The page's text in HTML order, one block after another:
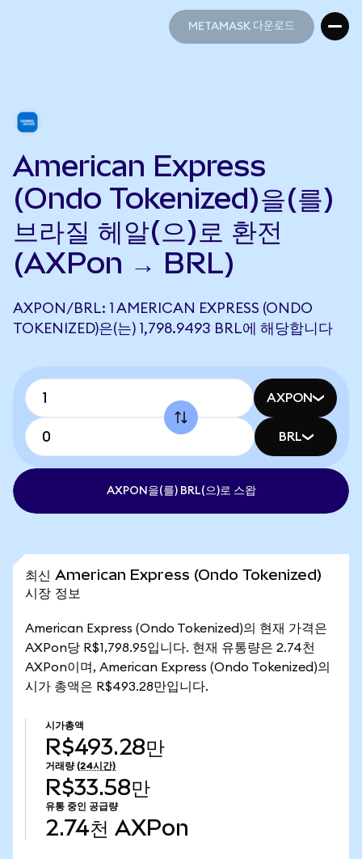
METAMASK 다운로드
American Express
(Ondo Tokenized)을(를)
브라질 헤알(으)로 환전
(AXPon → BRL)
AXPON/BRL: 1 AMERICAN EXPRESS (ONDO
TOKENIZED)은(는) 1,798.9493 BRL에 해당합니다
AXPON
BRL
AXPON을(를) BRL(으)로 스왑
최신 American Express (Ondo Tokenized)
시장 정보
American Express (Ondo Tokenized)의 현재 가격은
AXPon당 R$1,798.95입니다. 현재 유통량은 2.74천
AXPon이며, American Express (Ondo Tokenized)의
시가 총액은 R$493.28만입니다.
시가총액
R$493.28만
거래량 (24시간)
R$33.58만
유통 중인 공급량
2.74천 AXPon